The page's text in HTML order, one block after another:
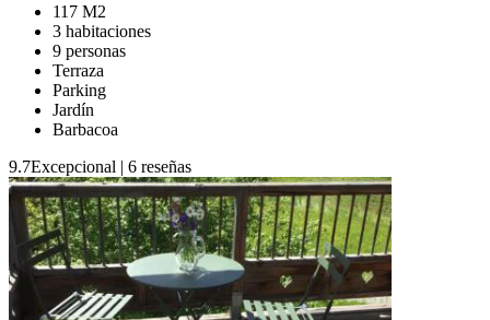
117 M2
3 habitaciones
9 personas
Terraza
Parking
Jardín
Barbacoa
9.7Excepcional | 6 reseñas